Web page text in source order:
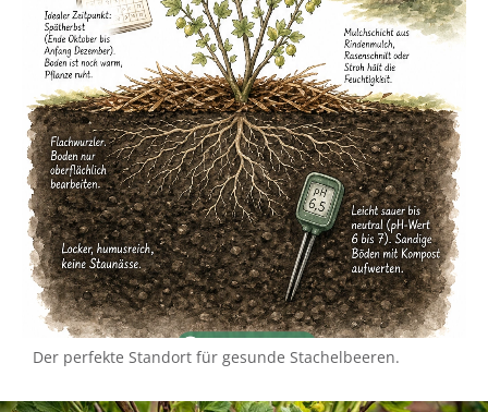
Der perfekte Standort für gesunde Stachelbeeren.